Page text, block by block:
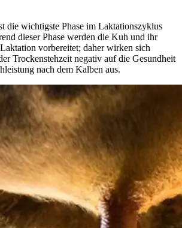
die wichtigste Phase im Laktationszyklus
dieser Phase werden die Kuh und ihr
vorbereitet; daher wirken sich
Trockenstehzeit negativ auf die Gesundheit
nach dem Kalben aus.